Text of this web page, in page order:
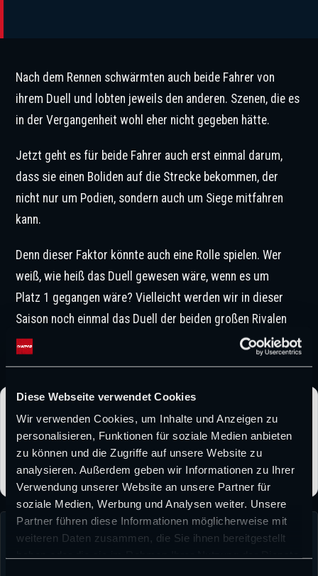
Diese Webseite verwendet Cookies
Wir verwenden Cookies, um Inhalte und Anzeigen zu
personalisieren, Funktionen für soziale Medien anbieten
zu können und die Zugriffe auf unsere Website zu
analysieren. Außerdem geben wir Informationen zu Ihrer
Verwendung unserer Website an unsere Partner für
soziale Medien, Werbung und Analysen weiter. Unsere
Partner führen diese Informationen möglicherweise mit
weiteren Daten zusammen, die Sie ihnen bereitgestellt
Nach dem Rennen schwärmten auch beide Fahrer von
ihrem Duell und lobten jeweils den anderen. Szenen, die es
in der Vergangenheit wohl eher nicht gegeben hätte.
Jetzt geht es für beide Fahrer auch erst einmal darum,
dass sie einen Boliden auf die Strecke bekommen, der
nicht nur um Podien, sondern auch um Siege mitfahren
kann.
Denn dieser Faktor könnte auch eine Rolle spielen. Wer
weiß, wie heiß das Duell gewesen wäre, wenn es um
Platz 1 gegangen wäre? Vielleicht werden wir in dieser
Saison noch einmal das Duell der beiden großen Rivalen
um den Sieg bekommen. Es wird interessant zu sehen
Folge CHAMP1.NEWS als bevorzugter Quelle und erhalte
unsere Formel-1-News häufiger direkt bei Google.